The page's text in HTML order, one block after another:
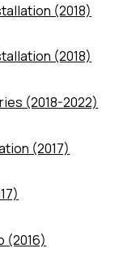
(2018)
(2018)
(2018-2022)
(2017)
(2016)